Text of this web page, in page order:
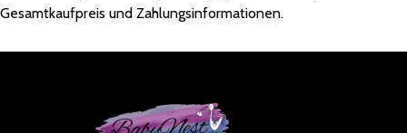
Gesamtkaufpreis und Zahlungsinformationen.